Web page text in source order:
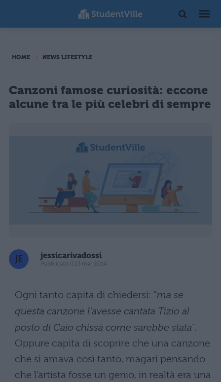
HOME NEWS LIFESTYLE
Canzoni famose curiosità: eccone
alcune tra le più celebri di sempre
jessicarivadossi
Pubblicato il 13 mar 2014
Ogni tanto capita di chiedersi: “ma se
questa canzone l’avesse cantata Tizio al
posto di Caio chissà come sarebbe stata“.
Oppure capita di scoprire che una canzone
che si amava così tanto, magari pensando
che l’artista fosse un genio, in realtà era una